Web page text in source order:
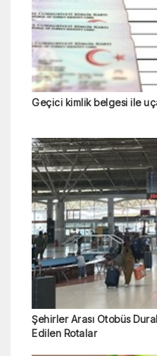
Geçici kimlik belgesi ile
Şehirler Arası Otobüs
Edilen Rotalar